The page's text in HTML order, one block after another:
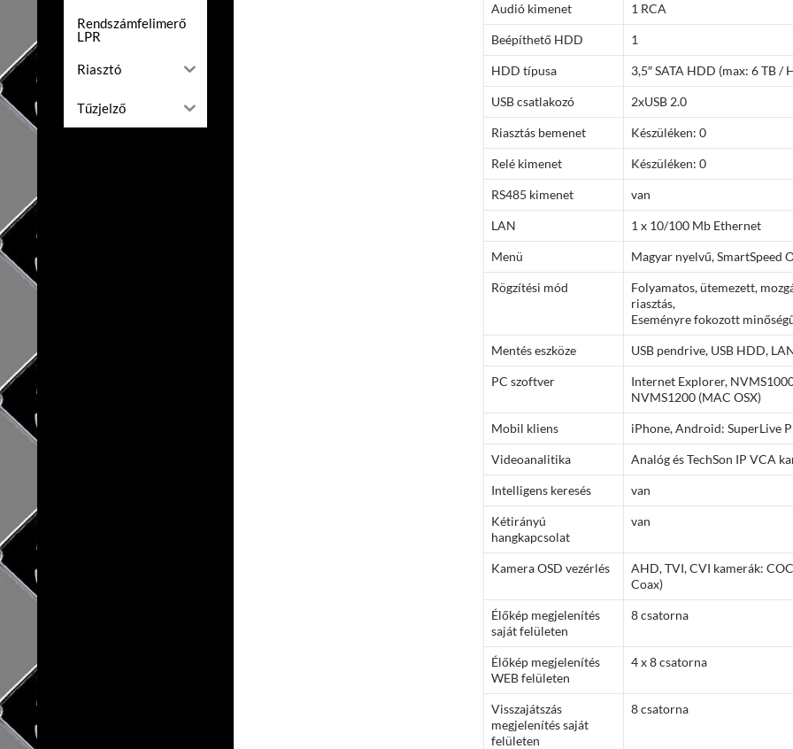
Audió kimenet 1 RCA
Beépíthető HDD 1
HDD típusa 3,5″ SATA HDD (max: 6 TB /
USB csatlakozó 2xUSB 2.0
Riasztás bemenet Készüléken: 0
Relé kimenet Készüléken: 0
RS485 kimenet van
LAN 1 x 10/100 Mb Ethernet
Menü Magyar nyelvű, SmartSpeed
Rögzítési mód
Folyamatos, ütemezett,
riasztás,
Eseményre fokozott
Mentés eszköze USB pendrive, USB HDD,
PC szoftver
Internet Explorer,
NVMS1200 (MAC OSX)
Mobil kliens iPhone, Android: SuperLive
Videoanalitika Analóg és TechSon IP VCA
Intelligens keresés van
Kétirányú
hangkapcsolat
van
Kamera OSD vezérlés
AHD, TVI, CVI kamerák:
Coax)
Élőkép megjelenítés
saját felületen
8 csatorna
Élőkép megjelenítés
WEB felületen
4 x 8 csatorna
Visszajátszás
megjelenítés saját
felületen
8 csatorna
Rendszámfelimerő
LPR
Riasztó
Tűzjelző